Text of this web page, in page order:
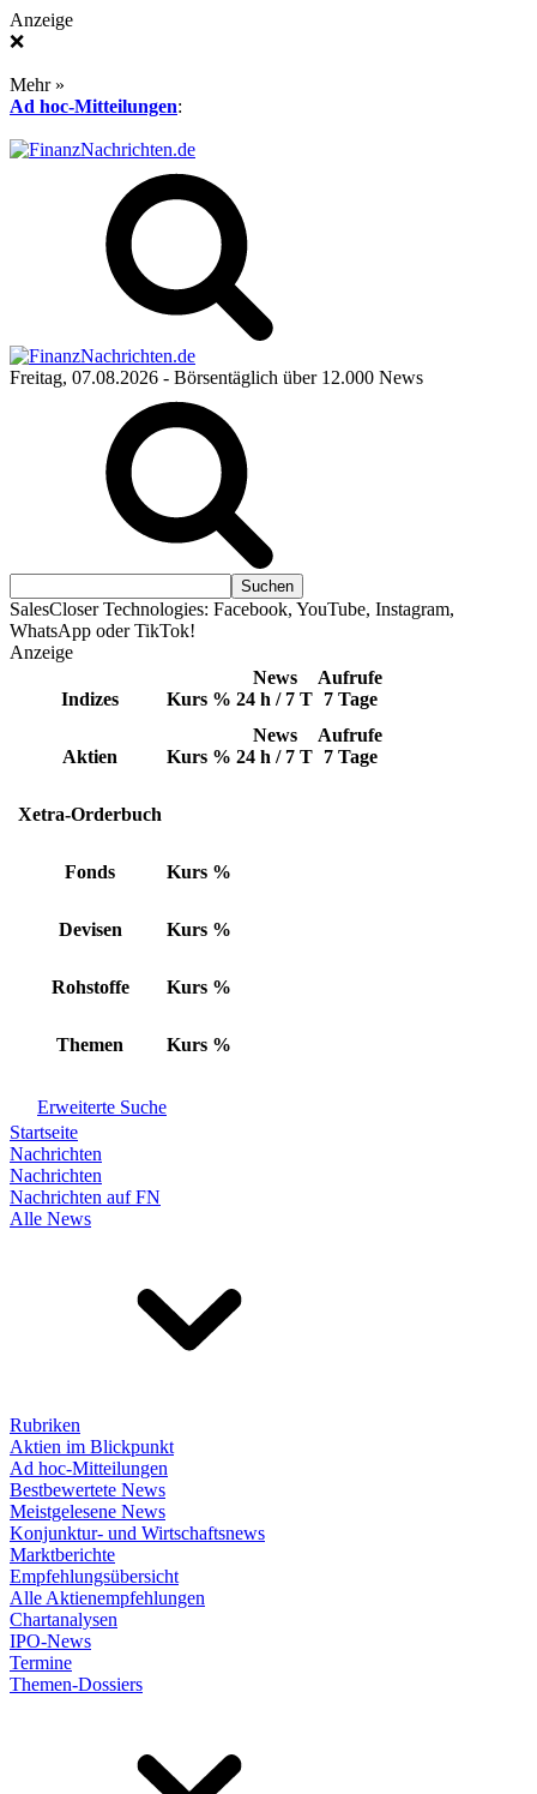
Anzeige
❌
Mehr »
Ad hoc-Mitteilungen:
Freitag, 07.08.2026 - Börsentäglich über 12.000 News
SalesCloser Technologies: Facebook, YouTube, Instagram,
WhatsApp oder TikTok!
Anzeige
Indizes Kurs %
News
24 h / 7 T
Aufrufe
7 Tage
Aktien Kurs %
News
24 h / 7 T
Aufrufe
7 Tage
Xetra-Orderbuch
Fonds Kurs %
Devisen Kurs %
Rohstoffe Kurs %
Themen Kurs %
Erweiterte Suche
Startseite
Nachrichten
Nachrichten
Nachrichten auf FN
Alle News
Rubriken
Aktien im Blickpunkt
Ad hoc-Mitteilungen
Bestbewertete News
Meistgelesene News
Konjunktur- und Wirtschaftsnews
Marktberichte
Empfehlungsübersicht
Alle Aktienempfehlungen
Chartanalysen
IPO-News
Termine
Themen-Dossiers